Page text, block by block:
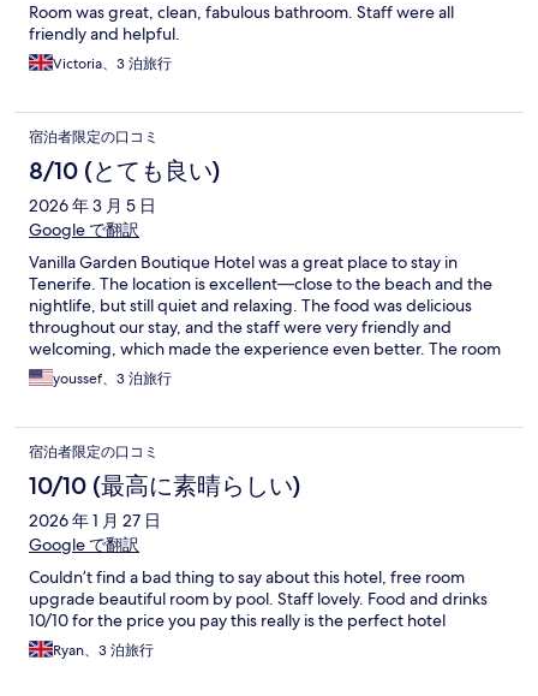
Room was great, clean, fabulous bathroom. Staff were all
friendly and helpful.
Victoria、3 泊旅行
宿泊者限定の口コミ
8/10 (とても良い)
2026 年 3 月 5 日
Google で翻訳
Vanilla Garden Boutique Hotel was a great place to stay in
Tenerife. The location is excellent—close to the beach and the
nightlife, but still quiet and relaxing. The food was delicious
throughout our stay, and the staff were very friendly and
welcoming, which made the experience even better. The room
itself was okay—comfortable enough, though not the highlight
of the stay. Overall, it’s a very nice hotel if you’re looking for a
youssef、3 泊旅行
宿泊者限定の口コミ
10/10 (最高に素晴らしい)
2026 年 1 月 27 日
Google で翻訳
Couldn’t find a bad thing to say about this hotel, free room
upgrade beautiful room by pool. Staff lovely. Food and drinks
10/10 for the price you pay this really is the perfect hotel
Ryan、3 泊旅行